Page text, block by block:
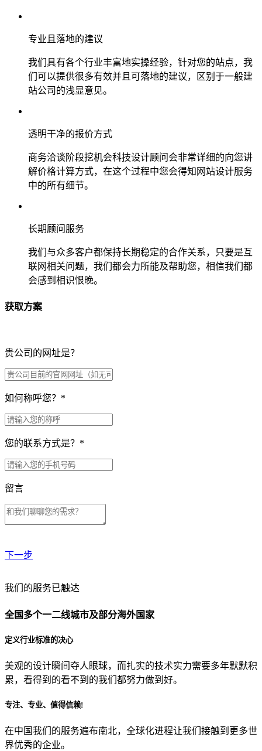
专业且落地的建议
我们具有各个行业丰富地实操经验，针对您的站点，我
们可以提供很多有效并且可落地的建议，区别于一般建
站公司的浅显意见。
透明干净的报价方式
商务洽谈阶段挖机会科技设计顾问会非常详细的向您讲
解价格计算方式，在这个过程中您会得知网站设计服务
中的所有细节。
长期顾问服务
我们与众多客户都保持长期稳定的合作关系，只要是互
联网相关问题，我们都会力所能及帮助您，相信我们都
会感到相识恨晚。
获取方案
贵公司的网址是？
如何称呼您？ *
您的联系方式是？ *
留言
下一步
贵公司预算范围是？
贵公司的团队规模是？
目前主要的营销渠道是？
我们的服务已触达
全国多个一二线城市及部分海外国家
定义行业标准的决心
美观的设计瞬间夺人眼球，而扎实的技术实力需要多年默默积
累，看得到的看不到的我们都努力做到好。
专注、专业、值得信赖!
在中国我们的服务遍布南北，全球化进程让我们接触到更多世
界优秀的企业。